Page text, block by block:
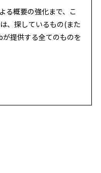
る概要の強化まで、こ
、探しているもの(また
提供する全てのものを